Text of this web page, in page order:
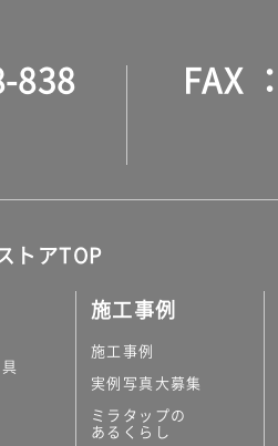
タイル
ッチン
838 FAX
トアTOP
施工事例
施工事例
実例写真大募集
ミラタップの
あるくらし